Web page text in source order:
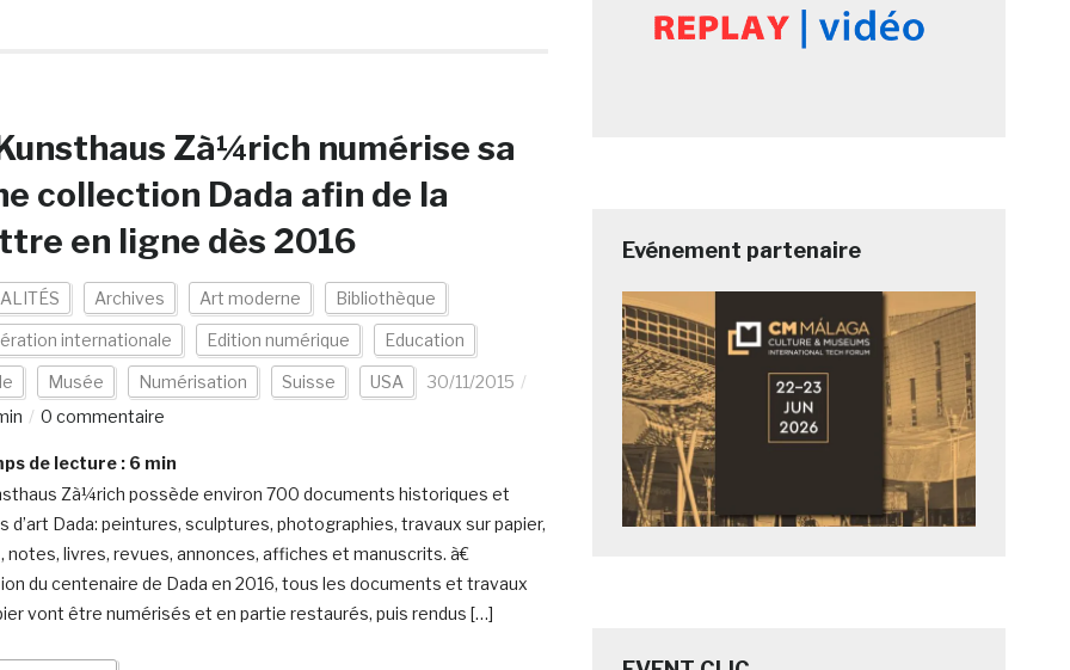
Zà¼rich numérise sa
collection Dada afin de la
en ligne dès 2016
Archives Art moderne Bibliothèque
internationale Edition numérique Education
Musée Numérisation Suisse USA
30/11/2015
0 commentaire
de lecture : 6 min
Zà¼rich possède environ 700 documents historiques et
d’art Dada: peintures, sculptures, photographies, travaux sur papier,
notes, livres, revues, annonces, affiches et manuscrits. à€
du centenaire de Dada en 2016, tous les documents et travaux
vont être numérisés et en partie restaurés, puis rendus […]
Evénement partenaire